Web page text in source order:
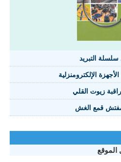
سلسلة التبريد
الإلكترومنزلية
زيوت القلي
قمع الغش